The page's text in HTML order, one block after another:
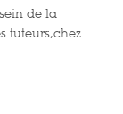
de la
tuteurs,chez